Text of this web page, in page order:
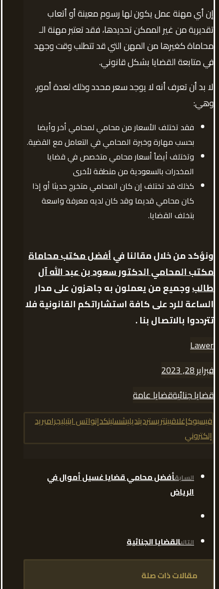
إن أي مهنة عمل يكون لها رسوم معينة أو أتعاب
تقديرية من غير الممكن تحديدها، فقد تعتبر مهنة الـ
محاماة كغيرها من المهن التي قد تتطلب وقت وجهد
في متابعة القضايا بشكل قانوني.
لا بد أن تعرف أنه لا يوجد سعر محدد وذلك لعدة أمور،
وهي:
فقد تختلف الأسعار من محامي لمحامي أخر وأيضا
بحسب مهارة وخبرة المحامي في التعامل مع القضية.
وتختلف أيضاً أسعار محامي متخصص في قضايا
المخدرات بالسعودية من منطقة لأخرى
كذلك قد تختلف إن كان المحامي متخرج حديثا أو إذا
كان محامي قديما وقد كان لديه معرفة واسعة
بتخلف القضايا.
ونؤكد من خلال مقالنا فيأفضل مكتب محاماة
مكتب المحامي الدكتور سعود بن عبد الله آل
طالبوجميع من يعملون به جاهزون على مدار
الساعة للرد على كافة استشاراتكم القانونية فلا
تترددوا بالاتصال بنا .
Lawer
فبراير 28, 2023
قضايا جنائيةقضايا عامة
فيسبوكإغلاقبينتريسترديتديليشسلينكدإنواتس ابتيليجرامبريد
إلكتروني
السابقأفضل محامي قضايا غسيل أموال في
الرياض
التالىالقضايا الجنائية
مقالات ذات صلة